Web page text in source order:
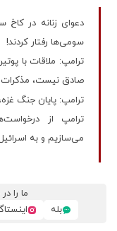
دعوای زنانه در
سومی‌ها رفتار کردند!
ترامپ: ملاقات با
صادق نیست،
ترامپ: پایان جنگ
ترامپ از
می‌سازیم و به
ما را
بله